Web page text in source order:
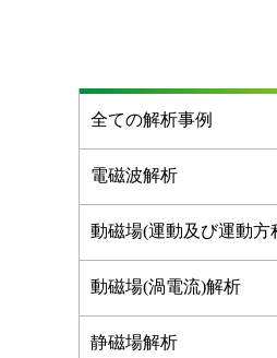
全ての解析事例
電磁波解析
動磁場(運動及び運動方
動磁場(渦電流)解析
静磁場解析